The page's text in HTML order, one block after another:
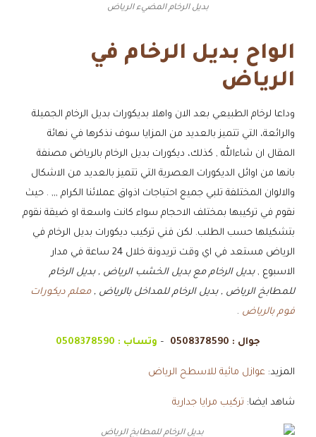
بديل الرخام المضيء الرياض
الواح بديل الرخام في
الرياض
وداعا لرخام الطبيعي بعد الان واهلا بديكورات بديل الرخام الجميلة
والرائعة، التي تتميز بالعديد من المزايا سوف نذكرها في نهائة
المقال ان شاءالله , كذلك، ديكورات بديل الرخام بالرياض مصنفة
بانها من اوائل الديكورات العصرية التي تتميز بالعديد من الاشكال
والالوان المختلفة تلبي جميع احتياجات اذواق عملائنا الكرام ,,, . حيث
نقوم في تركيبها بمختلف الاحجام سواء كانت واسعة او ضيقة نقوم
بتشكيلها حسب الطلب. لكن فني تركيب ديكورات بديل الرخام في
الرياض مستعد في اي وقت تريدونة خلال 24 ساعة في مدار
الاسبوع ,بديل الرخام مع بديل الخشب الرياض , بديل الرخام
للمطابخ الرياض , بديل الرخام للمداخل بالرياض ,معلم ديكورات
فوم بالرياض .
جوال : 0508378590
– وتساب : 0508378590
المزيد: عوازل مائية للاسطح الرياض
شاهد ايضا: تركيب مرايا جدارية